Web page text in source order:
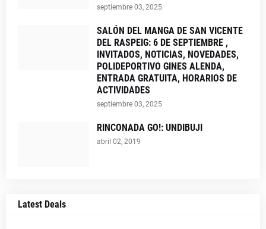
septiembre 03, 2025
SALÓN DEL MANGA DE SAN VICENTE
DEL RASPEIG: 6 DE SEPTIEMBRE ,
INVITADOS, NOTICIAS, NOVEDADES,
POLIDEPORTIVO GINES ALENDA,
ENTRADA GRATUITA, HORARIOS DE
ACTIVIDADES
septiembre 03, 2025
RINCONADA GO!: UNDIBUJI
abril 02, 2019
Latest Deals